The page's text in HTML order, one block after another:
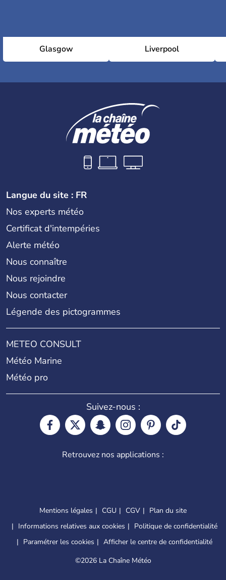
Glasgow Liverpool
Langue du site : FR
Nos experts météo
Certificat d'intempéries
Alerte météo
Nous connaître
Nous rejoindre
Nous contacter
Légende des pictogrammes
METEO CONSULT
Météo Marine
Météo pro
Suivez-nous :
Retrouvez nos applications :
Mentions légales CGU CGV
Plan du site
Informations relatives aux cookies
Politique de confidentialité
Paramétrer les cookies
Afficher le centre de confidentialité
©2026 La Chaîne Météo